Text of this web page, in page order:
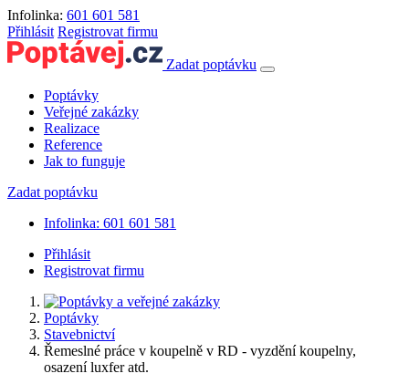
Infolinka: 601 601 581
Přihlásit Registrovat firmu
Zadat poptávku
Poptávky
Veřejné zakázky
Realizace
Reference
Jak to funguje
Zadat poptávku
Infolinka: 601 601 581
Přihlásit
Registrovat firmu
Poptávky
Stavebnictví
Řemeslné práce v koupelně v RD - vyzdění koupelny,
osazení luxfer atd.